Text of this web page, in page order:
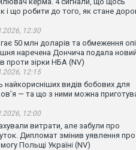
і що робити до того, як стане
12:30
50 млн доларів та обмеження
наречена Дончича подала новий
проти зірки НБА (NV)
12:15
найкорисніших видів бобових для
— та що з ними можна
12:00
витрати, але забули про
Дипломат змінив уявлення про
Польщі Україні (NV)